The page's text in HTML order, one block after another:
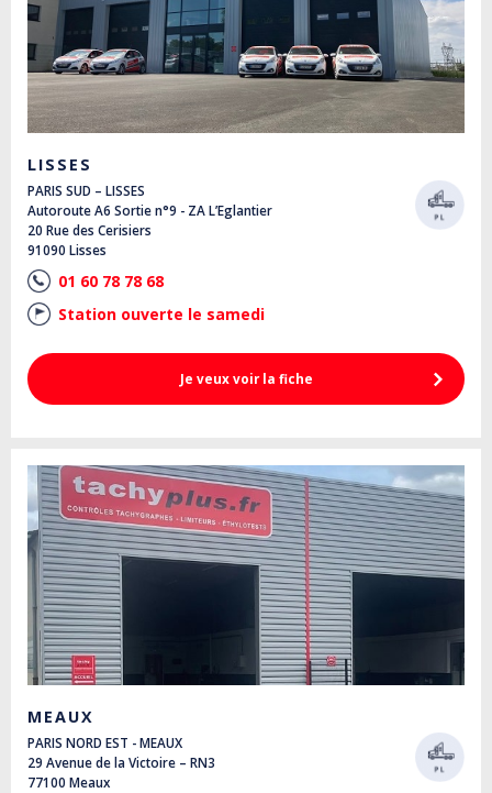
LISSES
PARIS SUD – LISSES
Autoroute A6 Sortie n°9 - ZA L’Eglantier
20 Rue des Cerisiers
91090 Lisses
01 60 78 78 68
Station ouverte le samedi
Je veux voir la fiche
MEAUX
PARIS NORD EST - MEAUX
29 Avenue de la Victoire – RN3
77100 Meaux